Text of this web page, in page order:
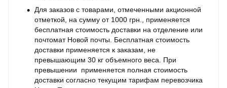
Для заказов с товарами, отмеченными акционной
отметкой, на сумму от 1000 грн., применяется
бесплатная стоимость доставки на отделение или
почтомат Новой почты. Бесплатная стоимость
доставки применяется к заказам, не
превышающим 30 кг объемного веса. При
превышении применяется полная стоимость
доставки согласно текущим тарифам перевозчика